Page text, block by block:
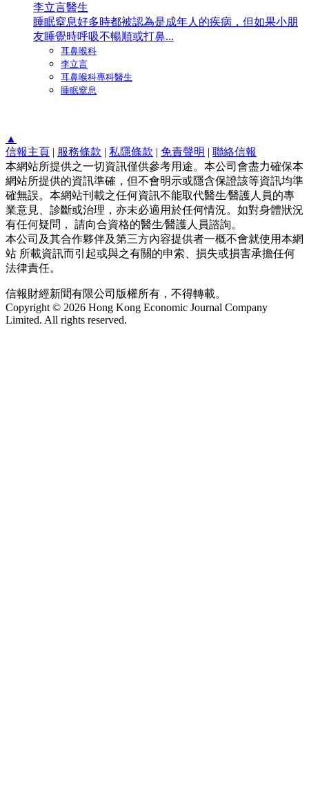
李立言醫生
睡眠窒息好多時都被認為是成年人的疾病，但如果小朋
友睡覺時呼吸不暢順或打鼻...
耳鼻喉科
李立言
耳鼻喉科專科醫生
睡眠窒息
▲
信報主頁 | 服務條款 | 私隱條款 | 免責聲明 | 聯絡信報
本網站所提供之一切資訊僅供參考用途。本公司會盡力確保本
網站所提供的資訊準確，但不會明示或隱含保證該等資訊均準
確無誤。本網站刊載之任何資訊不能取代醫生∕醫護人員的專
業意見、診斷或治理，亦未必適用於任何情況。如對身體狀況
有任何疑問， 請向合資格的醫生∕醫護人員諮詢。
本公司及其合作夥伴及第三方內容提供者一概不會就使用本網
站 所載資訊而引起或與之有關的申索、損失或損害承擔任何
法律責任。
信報財經新聞有限公司版權所有，不得轉載。
Copyright © 2026 Hong Kong Economic Journal Company
Limited. All rights reserved.